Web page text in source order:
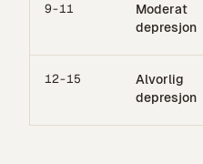
9-11
Moderat
depresjon
12-15
Alvorlig
depresjon